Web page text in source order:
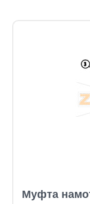
Муфта